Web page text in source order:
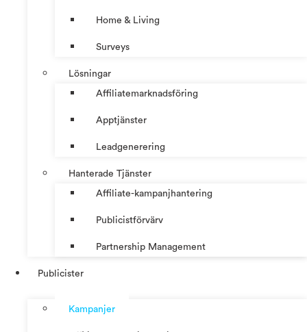
Home & Living
Surveys
Lösningar
Affiliatemarknadsföring
Apptjänster
Leadgenerering
Hanterade Tjänster
Affiliate-kampanjhantering
Publicistförvärv
Partnership Management
Publicister
Kampanjer